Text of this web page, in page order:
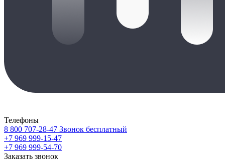
Телефоны
8 800 707-28-47 Звонок бесплатный
+7 969 999-15-47
+7 969 999-54-70
Заказать звонок